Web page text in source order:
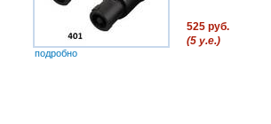
подробно
525 руб.
(5 у.е.)